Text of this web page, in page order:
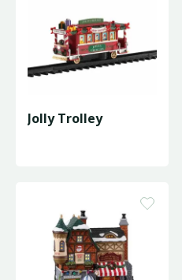
Jolly Trolley